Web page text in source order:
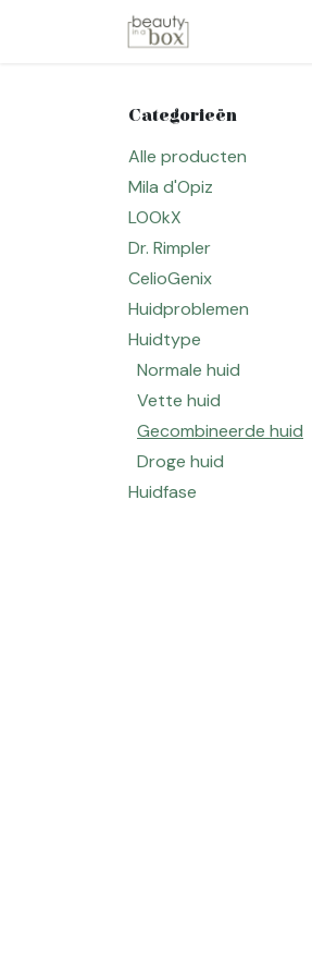
Overslaan naar inhoud
Categorieën
Alle producten
Mila d'Opiz
LOOkX
Dr. Rimpler
CelioGenix
Huidproblemen
Huidtype
Normale huid
Vette huid
Gecombineerde huid
Droge huid
Huidfase